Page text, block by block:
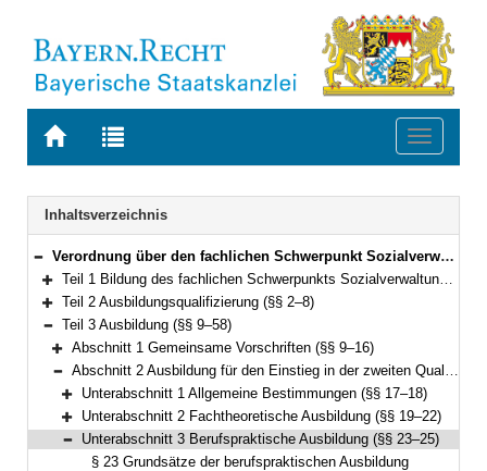
Zur
BAYERN.RECHT
Zur
letzten
Suche
Toggle
Navigation
Inhaltsverzeichnis
Bereich reduzieren
Verordnung über den fachlichen Schwerpunkt Sozialverwaltung (FachV-SozVerw) Vom 7. Januar 2013 (GVBl. S. 11) BayRS 2038-3-8-3-A (§§ 1–60)
Bereich erweitern
Teil 1 Bildung des fachlichen Schwerpunkts Sozialverwaltung (§ 1)
Bereich erweitern
Teil 2 Ausbildungsqualifizierung (§§ 2–8)
Bereich reduzieren
Teil 3 Ausbildung (§§ 9–58)
Bereich erweitern
Abschnitt 1 Gemeinsame Vorschriften (§§ 9–16)
Bereich reduzieren
Abschnitt 2 Ausbildung für den Einstieg in der zweiten Qualifikationsebene (§§ 17–37)
Bereich erweitern
Unterabschnitt 1 Allgemeine Bestimmungen (§§ 17–18)
Bereich erweitern
Unterabschnitt 2 Fachtheoretische Ausbildung (§§ 19–22)
Bereich reduzieren
Unterabschnitt 3 Berufspraktische Ausbildung (§§ 23–25)
§ 23 Grundsätze der berufspraktischen Ausbildung